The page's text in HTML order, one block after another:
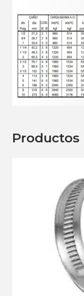
Productos